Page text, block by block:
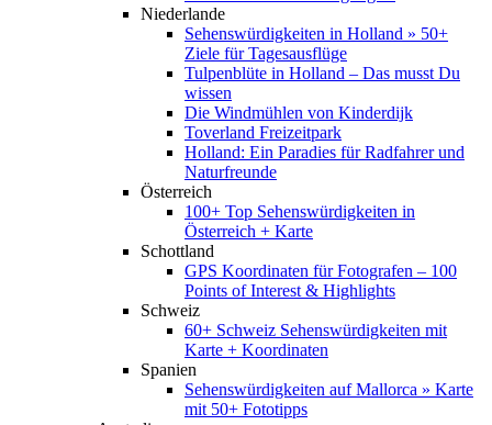
Niederlande
Sehenswürdigkeiten in Holland » 50+
Ziele für Tagesausflüge
Tulpenblüte in Holland – Das musst Du
wissen
Die Windmühlen von Kinderdijk
Toverland Freizeitpark
Holland: Ein Paradies für Radfahrer und
Naturfreunde
Österreich
100+ Top Sehenswürdigkeiten in
Österreich + Karte
Schottland
GPS Koordinaten für Fotografen – 100
Points of Interest & Highlights
Schweiz
60+ Schweiz Sehenswürdigkeiten mit
Karte + Koordinaten
Spanien
Sehenswürdigkeiten auf Mallorca » Karte
mit 50+ Fototipps